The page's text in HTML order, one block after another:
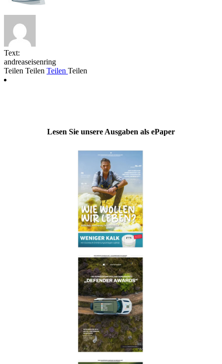
Text:
andreaseisenring
Teilen Teilen Teilen Teilen
Lesen Sie unsere Ausgaben als ePaper